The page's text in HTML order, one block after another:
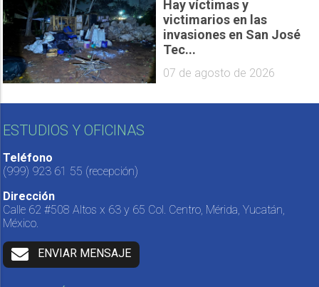
Hay víctimas y
victimarios en las
invasiones en San José
Tec...
07 de agosto de 2026
ESTUDIOS Y OFICINAS
Teléfono
(999) 923 61 55 (recepción)
Dirección
Calle 62 #508 Altos x 63 y 65 Col. Centro, Mérida, Yucatán,
México.
ENVIAR MENSAJE